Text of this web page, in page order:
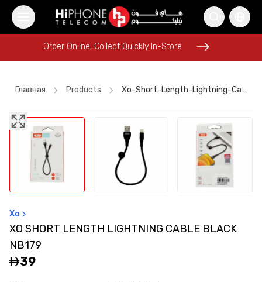
Power Bank Tempered Glass
iPhone 17 Pro Max
Rhode Lipstick iPhone 15
Order Online, Collect Quickly In-Store
Wireless Charger USB-C Cable
Lightning Cable
Galaxy S26 Ultra
Order Online, Collect Quickly In-Store
Главная Products Xo-Short-Length-Lightning-Cable-Black-Nb179
Xo
XO SHORT LENGTH LIGHTNING CABLE BLACK
NB179
39